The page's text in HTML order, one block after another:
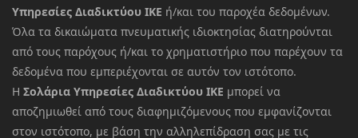
Υπηρεσίες Διαδικτύου ΙΚΕ ή/και του παροχέα δεδομένων.
Όλα τα δικαιώματα πνευματικής ιδιοκτησίας διατηρούνται
από τους παρόχους ή/και το χρηματιστήριο που παρέχουν τα
δεδομένα που εμπεριέχονται σε αυτόν τον ιστότοπο.
Η Σολάρια Υπηρεσίες Διαδικτύου ΙΚΕ μπορεί να
αποζημιωθεί από τους διαφημιζόμενους που εμφανίζονται
στον ιστότοπο, με βάση την αλληλεπίδραση σας με τις